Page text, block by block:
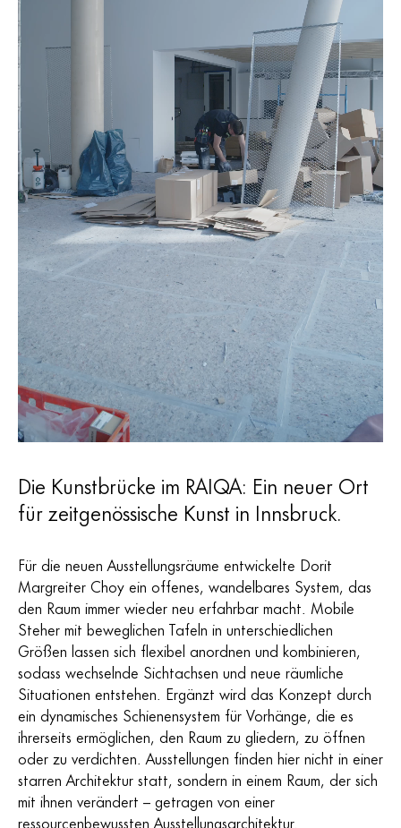
Die Kunstbrücke im RAIQA: Ein neuer Ort
für zeitgenössische Kunst in Innsbruck.
Für die neuen Ausstellungsräume entwickelte Dorit
Margreiter Choy ein offenes, wandelbares System, das
den Raum immer wieder neu erfahrbar macht. Mobile
Steher mit beweglichen Tafeln in unterschiedlichen
Größen lassen sich flexibel anordnen und kombinieren,
sodass wechselnde Sichtachsen und neue räumliche
Situationen entstehen. Ergänzt wird das Konzept durch
ein dynamisches Schienensystem für Vorhänge, die es
ihrerseits ermöglichen, den Raum zu gliedern, zu öffnen
oder zu verdichten. Ausstellungen finden hier nicht in einer
starren Architektur statt, sondern in einem Raum, der sich
mit ihnen verändert – getragen von einer
ressourcenbewussten Ausstellungsarchitektur.